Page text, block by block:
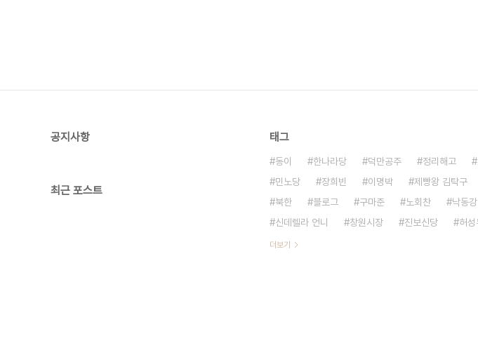
공지사항
최근 포스트
태그
동이 한나라당 덕만공주 정리해고
민노당
장희빈 이명박 제빵왕 김탁구
북한
블로그 구마준 노회찬 낙동강
신데렐라 언니
창원시장 진보신당 허성
더보기